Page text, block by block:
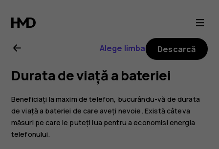
Ghid
de
utilizare
Nokia
6.2
Alege limba Descarcă
Durata de viață a bateriei
Beneficiați la maxim de telefon, bucurându-vă de durata
de viață a bateriei de care aveți nevoie. Există câteva
măsuri pe care le puteți lua pentru a economisi energia
telefonului.